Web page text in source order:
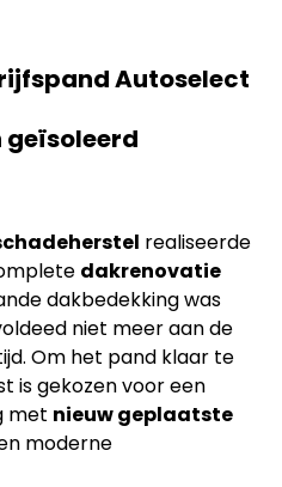
Autoselect
geïsoleerd
realiseerde
dakrenovatie
dakbedekking was
niet meer aan de
Om het pand klaar te
is gekozen voor een
met nieuw geplaatste
moderne